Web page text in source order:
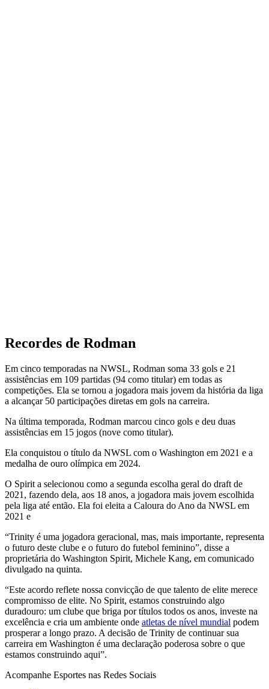
Recordes de Rodman
Em cinco temporadas na NWSL, Rodman soma 33 gols e 21
assistências em 109 partidas (94 como titular) em todas as
competições. Ela se tornou a jogadora mais jovem da história da liga
a alcançar 50 participações diretas em gols na carreira.
Na última temporada, Rodman marcou cinco gols e deu duas
assistências em 15 jogos (nove como titular).
Ela conquistou o título da NWSL com o Washington em 2021 e a
medalha de ouro olímpica em 2024.
O Spirit a selecionou como a segunda escolha geral do draft de
2021, fazendo dela, aos 18 anos, a jogadora mais jovem escolhida
pela liga até então. Ela foi eleita a Caloura do Ano da NWSL em
2021 e
“Trinity é uma jogadora geracional, mas, mais importante, representa
o futuro deste clube e o futuro do futebol feminino”, disse a
proprietária do Washington Spirit, Michele Kang, em comunicado
divulgado na quinta.
“Este acordo reflete nossa convicção de que talento de elite merece
compromisso de elite. No Spirit, estamos construindo algo
duradouro: um clube que briga por títulos todos os anos, investe na
excelência e cria um ambiente onde atletas de nível mundial podem
prosperar a longo prazo. A decisão de Trinity de continuar sua
carreira em Washington é uma declaração poderosa sobre o que
estamos construindo aqui”.
Acompanhe Esportes nas Redes Sociais